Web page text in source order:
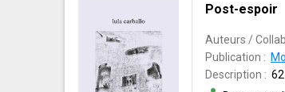
Post-espoir
Auteurs /
Publication :
Description :